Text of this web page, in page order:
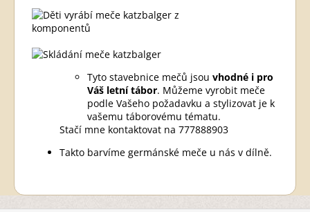
Tyto stavebnice mečů jsou vhodné i pro
Váš letní tábor. Můžeme vyrobit meče
podle Vašeho požadavku a stylizovat je k
vašemu táborovému tématu.
Stačí mne kontaktovat na 777888903
Takto barvíme germánské meče u nás v dílně.